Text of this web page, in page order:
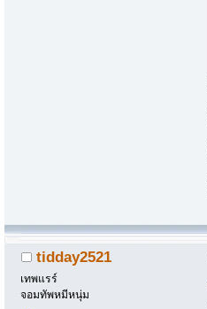
tidday2521
เทพแรร์
จอมทัพหมีหนุ่ม